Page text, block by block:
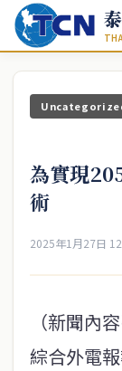
為實現
術
2025年1月27日
（新聞內
綜合外電